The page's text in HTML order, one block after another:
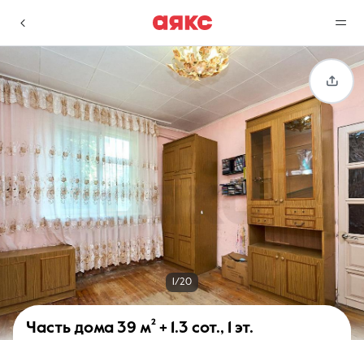
г. Краснодар
Избранное
0 объявлений
Сравнение
0 объявлений
Недвижимость Услуги
1/20
Часть дома 39 м² + 1.3 сот., 1 эт.